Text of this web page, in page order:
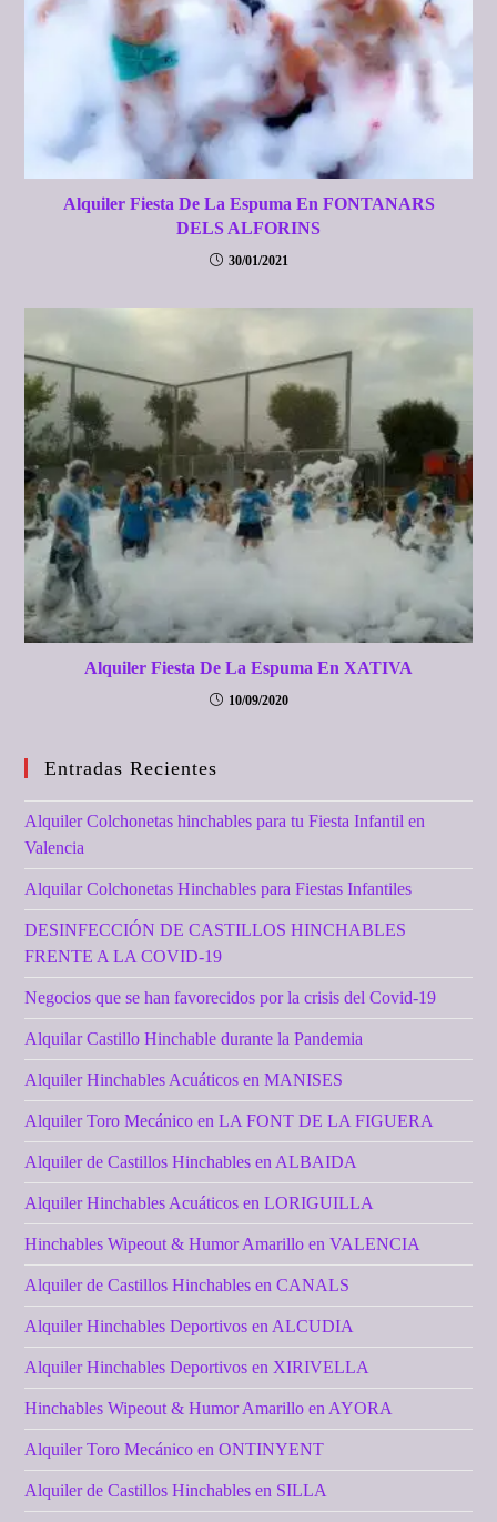
Alquiler Fiesta De La Espuma En FONTANARS
DELS ALFORINS
30/01/2021
Alquiler Fiesta De La Espuma En XATIVA
10/09/2020
Entradas Recientes
Alquiler Colchonetas hinchables para tu Fiesta Infantil en
Valencia
Alquilar Colchonetas Hinchables para Fiestas Infantiles
DESINFECCIÓN DE CASTILLOS HINCHABLES
FRENTE A LA COVID-19
Negocios que se han favorecidos por la crisis del Covid-19
Alquilar Castillo Hinchable durante la Pandemia
Alquiler Hinchables Acuáticos en MANISES
Alquiler Toro Mecánico en LA FONT DE LA FIGUERA
Alquiler de Castillos Hinchables en ALBAIDA
Alquiler Hinchables Acuáticos en LORIGUILLA
Hinchables Wipeout & Humor Amarillo en VALENCIA
Alquiler de Castillos Hinchables en CANALS
Alquiler Hinchables Deportivos en ALCUDIA
Alquiler Hinchables Deportivos en XIRIVELLA
Hinchables Wipeout & Humor Amarillo en AYORA
Alquiler Toro Mecánico en ONTINYENT
Alquiler de Castillos Hinchables en SILLA